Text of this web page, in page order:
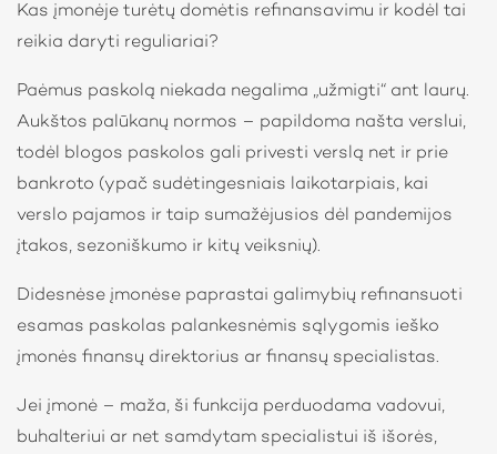
Kas įmonėje turėtų domėtis refinansavimu ir kodėl tai
reikia daryti reguliariai?
Paėmus paskolą niekada negalima „užmigti“ ant laurų.
Aukštos palūkanų normos – papildoma našta verslui,
todėl blogos paskolos gali privesti verslą net ir prie
bankroto (ypač sudėtingesniais laikotarpiais, kai
verslo pajamos ir taip sumažėjusios dėl pandemijos
įtakos, sezoniškumo ir kitų veiksnių).
Didesnėse įmonėse paprastai galimybių refinansuoti
esamas paskolas palankesnėmis sąlygomis ieško
įmonės finansų direktorius ar finansų specialistas.
Jei įmonė – maža, ši funkcija perduodama vadovui,
buhalteriui ar net samdytam specialistui iš išorės,